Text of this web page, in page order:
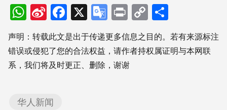
WhatsApp
Sina
Weibo
Facebook
X Google
Translate
PrintCopy
Link享
声明：转载此文是出于传递更多信息之目的。若有来源标注
错误或侵犯了您的合法权益，请作者持权属证明与本网联
系，我们将及时更正、删除，谢谢
华人新闻